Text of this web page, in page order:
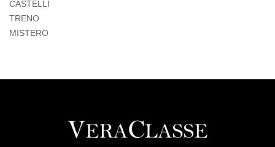
CASTELLI
TRENO
MISTERO